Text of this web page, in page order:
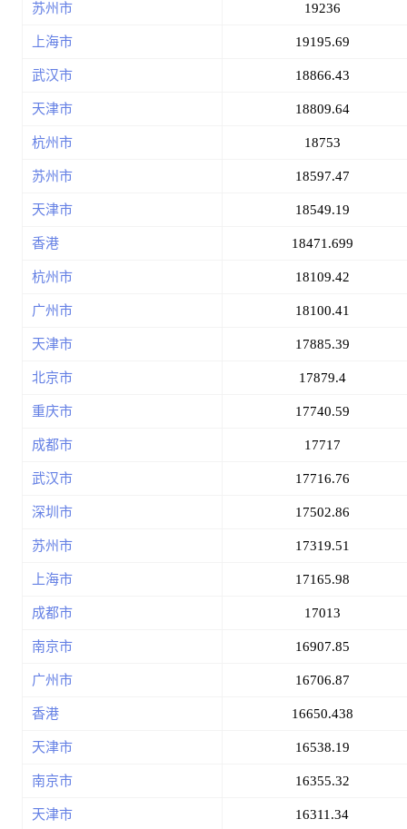
苏州市 19236
上海市 19195.69
武汉市 18866.43
天津市 18809.64
杭州市 18753
苏州市 18597.47
天津市 18549.19
香港 18471.699
杭州市 18109.42
广州市 18100.41
天津市 17885.39
北京市 17879.4
重庆市 17740.59
成都市 17717
武汉市 17716.76
深圳市 17502.86
苏州市 17319.51
上海市 17165.98
成都市 17013
南京市 16907.85
广州市 16706.87
香港 16650.438
天津市 16538.19
南京市 16355.32
天津市 16311.34